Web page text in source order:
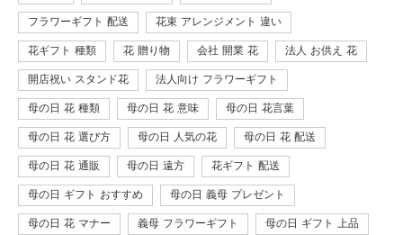
フラワーギフト 配送 花束 アレンジメント 違い
花ギフト 種類 花 贈り物 会社 開業 花 法人 お供え 花
開店祝い スタンド花 法人向け フラワーギフト
母の日 花 種類 母の日 花 意味 母の日 花言葉
母の日 花 選び方 母の日 人気の花 母の日 花 配送
母の日 花 通販 母の日 遠方 花ギフト 配送
母の日 ギフト おすすめ 母の日 義母 プレゼント
母の日 花 マナー 義母 フラワーギフト 母の日 ギフト 上品